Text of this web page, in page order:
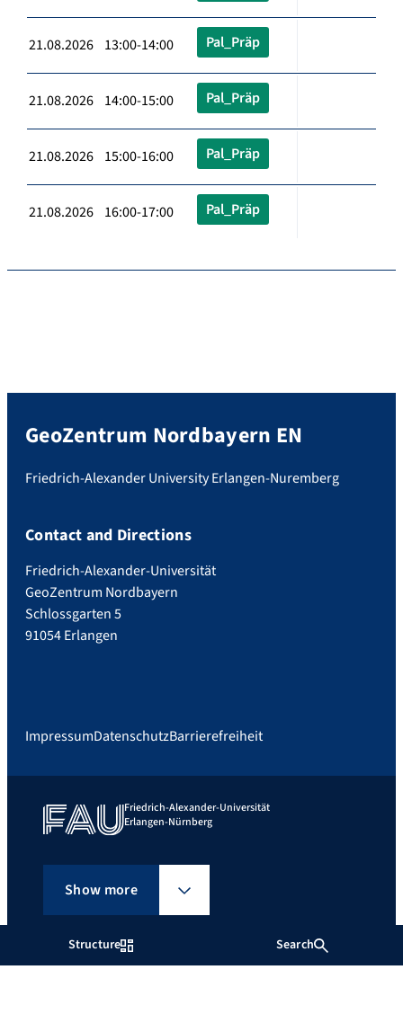
Structure Search
21.08.2026 13:00-14:00 Pal_Präp
21.08.2026 14:00-15:00 Pal_Präp
21.08.2026 15:00-16:00 Pal_Präp
21.08.2026 16:00-17:00 Pal_Präp
GeoZentrum Nordbayern EN
Friedrich-Alexander University Erlangen-Nuremberg
Contact and Directions
Friedrich-Alexander-Universität
GeoZentrum Nordbayern
Schlossgarten 5
91054 Erlangen
ImpressumDatenschutzBarrierefreiheit
Friedrich-Alexander-Universität
Erlangen-Nürnberg
Show more